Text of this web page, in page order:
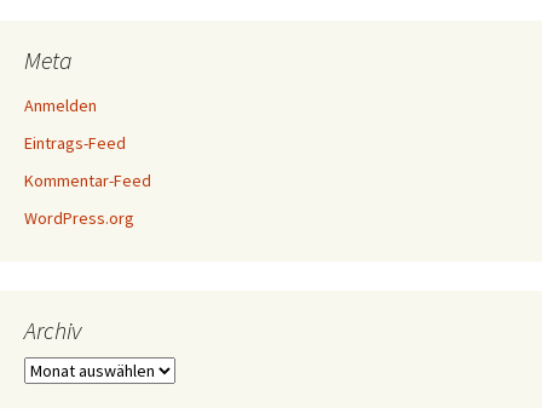
Meta
Anmelden
Eintrags-Feed
Kommentar-Feed
WordPress.org
Archiv
Archiv